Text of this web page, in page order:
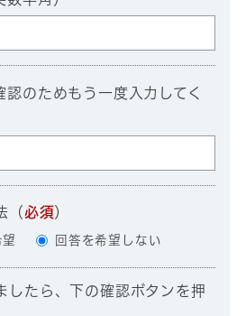
認のためもう一度入力してく
（必須）
回答を希望しない
したら、下の確認ボタンを押